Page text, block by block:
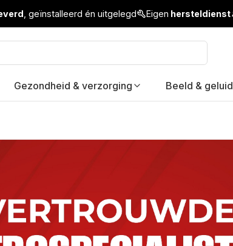
, geïnstalleerd én uitgelegd Eigen hersteldienst
Gezondheid & verzorging Beeld & geluid